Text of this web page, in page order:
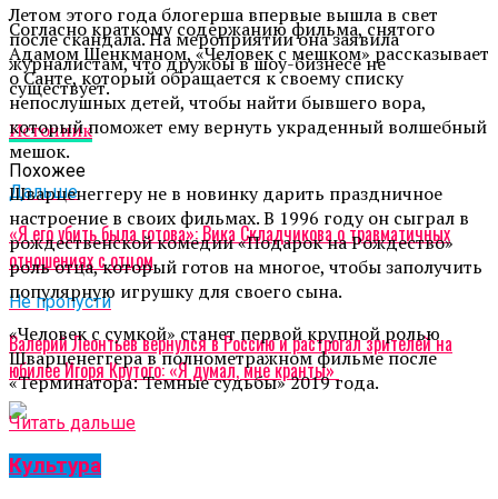
Летом этого года блогерша впервые вышла в свет
после скандала. На мероприятии она заявила
журналистам, что дружбы в шоу-бизнесе не
существует.
Источник
Похожее
Дальше
«Я его убить была готова»: Вика Складчикова о травматичных
отношениях с отцом
Не пропусти
Валерий Леонтьев вернулся в Россию и растрогал зрителей на
юбилее Игоря Крутого: «Я думал, мне кранты»
Согласно краткому содержанию фильма, снятого
Адамом Шенкманом, «Человек с мешком» рассказывает
о Санте, который обращается к своему списку
непослушных детей, чтобы найти бывшего вора,
который поможет ему вернуть украденный волшебный
мешок.
Шварценеггеру не в новинку дарить праздничное
настроение в своих фильмах. В 1996 году он сыграл в
рождественской комедии «Подарок на Рождество»
роль отца, который готов на многое, чтобы заполучить
популярную игрушку для своего сына.
«Человек с сумкой» станет первой крупной ролью
Шварценеггера в полнометражном фильме после
«Терминатора: Темные судьбы» 2019 года.
Читать дальше
Культура